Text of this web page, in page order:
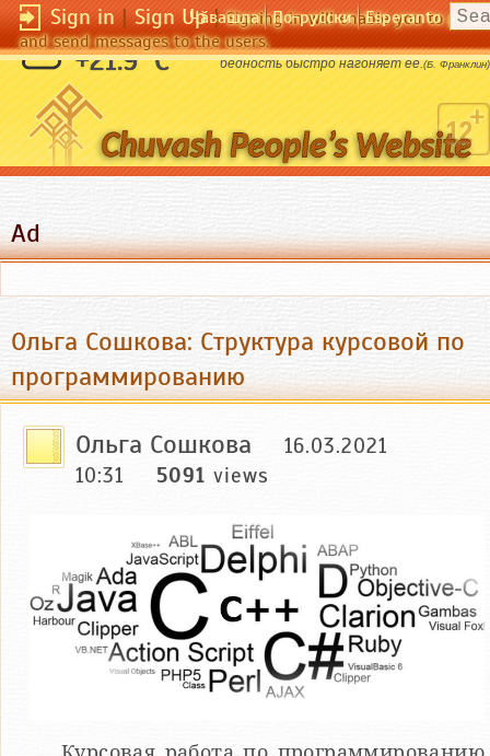
Sign in|Sign Up|Signing in will enable you to post
and send messages to the users.
Чӑвашла По-русски Esperanto
+21.9 °C
Лень плетется так медленно, что
бедность быстро нагоняет ее.(Б. Франклин)
Ad
Ольга Сошкова: Структура курсовой по
программированию
Ольга Сошкова
16.03.2021
10:31
5091 views